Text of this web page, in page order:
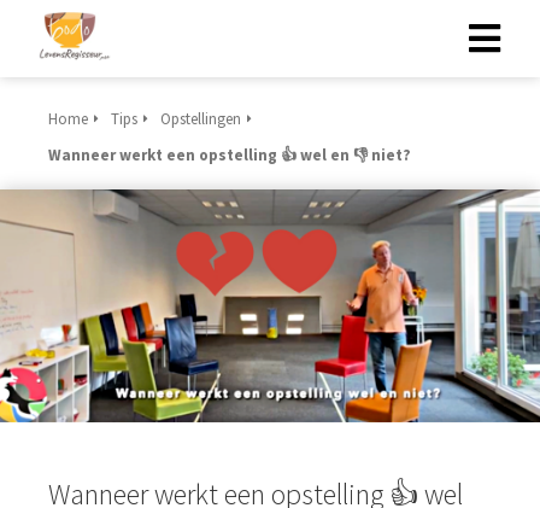
Home Tips
Opstellingen
Wanneer werkt een opstelling 👍 wel en 👎 niet?
Wanneer werkt een opstelling 👍 wel